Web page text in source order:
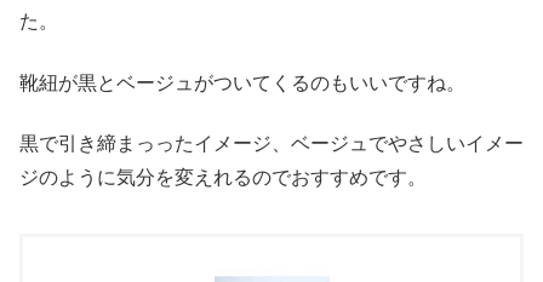
た。
靴紐が黒とベージュがついてくるのもいいですね。
黒で引き締まっったイメージ、ベージュでやさしいイメー
ジのように気分を変えれるのでおすすめです。